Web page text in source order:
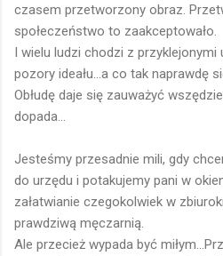
czasem przetworzony obraz.
społeczeństwo to zaakceptowało.
I wielu ludzi chodzi z przyklejonymi
pozory ideału...a co tak naprawdę
Obłudę daje się zauważyć
dopada...
Jesteśmy przesadnie mili, gdy
do urzędu i potakujemy pani w
załatwianie czegokolwiek w
prawdziwą męczarnią.
Ale przecież wypada być